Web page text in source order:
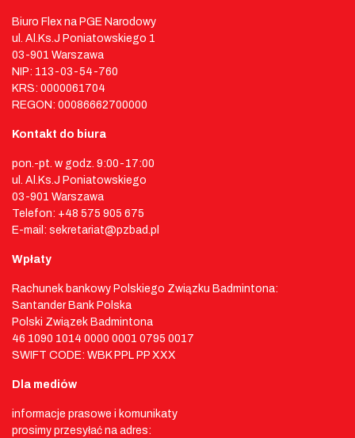
Biuro Flex na PGE Narodowy
ul. Al.Ks.J Poniatowskiego 1
03-901 Warszawa
NIP: 113-03-54-760
KRS: 0000061704
REGON: 00086662700000
Kontakt do biura
pon.-pt. w godz. 9:00-17:00
ul. Al.Ks.J Poniatowskiego
03-901 Warszawa
Telefon: +48 575 905 675
E-mail: sekretariat@pzbad.pl
Wpłaty
Rachunek bankowy Polskiego Związku Badmintona:
Santander Bank Polska
Polski Związek Badmintona
46 1090 1014 0000 0001 0795 0017
SWIFT CODE: WBK PPL PP XXX
Dla mediów
informacje prasowe i komunikaty
prosimy przesyłać na adres: